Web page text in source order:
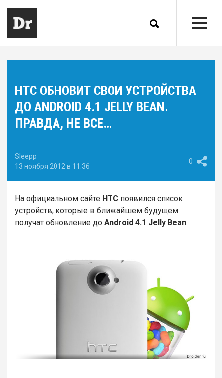
НТС ОБНОВИТ СВОИ УСТРОЙСТВА
ДО ANDROID 4.1 JELLY BEAN.
ПРАВДА, НЕ ВСЕ…
Sleepp
13 ноября 2012 в 11:36
0
На официальном сайте HTC появился список
устройств, которые в ближайшем будущем
получат обновление до Android 4.1 Jelly Bean.